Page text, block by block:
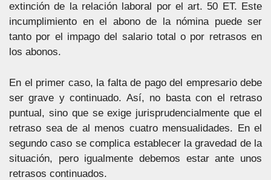
extinción de la relación laboral por el art. 50 ET. Este
incumplimiento en el abono de la nómina puede ser
tanto por el impago del salario total o por retrasos en
los abonos.
En el primer caso, la falta de pago del empresario debe
ser grave y continuado. Así, no basta con el retraso
puntual, sino que se exige jurisprudencialmente que el
retraso sea de al menos cuatro mensualidades. En el
segundo caso se complica establecer la gravedad de la
situación, pero igualmente debemos estar ante unos
retrasos continuados.